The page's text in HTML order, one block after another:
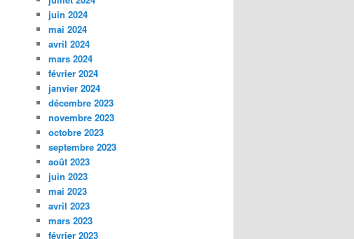
juin 2024
mai 2024
avril 2024
mars 2024
février 2024
janvier 2024
décembre 2023
novembre 2023
octobre 2023
septembre 2023
août 2023
juin 2023
mai 2023
avril 2023
mars 2023
février 2023